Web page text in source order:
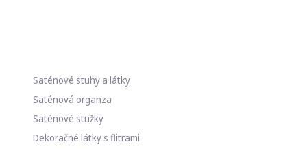
Saténové stuhy a látky
Saténová organza
Saténové stužky
Dekoračné látky s flitrami